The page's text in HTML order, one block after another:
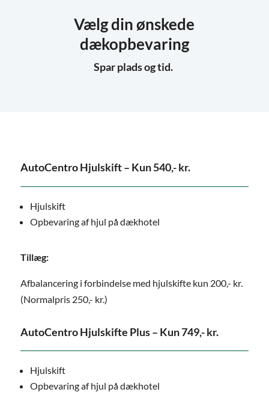
Vælg din ønskede
dækopbevaring
Spar plads og tid.
AutoCentro Hjulskift – Kun 540,- kr.
Hjulskift
Opbevaring af hjul på dækhotel
Tillæg:
Afbalancering i forbindelse med hjulskifte kun 200,- kr.
(Normalpris 250,- kr.)
AutoCentro Hjulskifte Plus – Kun 749,- kr.
Hjulskift
Opbevaring af hjul på dækhotel